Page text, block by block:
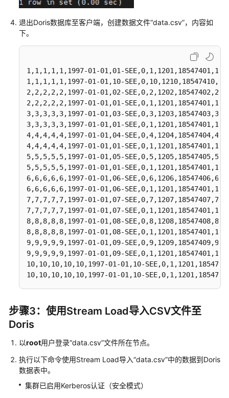
Hive
表
据
移
到
MRS
Doris
通
过
Doris
Catalog
读
取
Hive
外
表
数
据
并
写
入
通
Catalog
取
RDS-
MySQL
    LESS THAN ("1994-01-01"),
VALUES
    LESS THAN ("1995-01-01"),
PARTITION `p1995`
    LESS THAN ("1996-01-01"),
PARTITION `p1996`
VALUES
    LESS THAN ("1997-01-01"),
PARTITION `p1997`
VALUES
    LESS THAN ("1998-01-01"),
PARTITION `p1998`
VALUES
    LESS THAN ("1999-01-01"),
PARTITION `p1999`
VALUES
    LESS THAN ("2000-01-01"),
PARTITION `p2000`
VALUES
    LESS THAN ("2001-01-01"),
PARTITION `p2001`
VALUES
    LESS THAN ("2002-01-01")
) DISTRIBUTED BY HASH(`LO_ORDERDATE`) BUCKETS 1
退出Doris数据库至客户端，创建数据文件“data.csv”，内容如
下。
1,1,1,1,1,1997-01-01,01-
1,1,1,1,1,1997-01-01,10-
2,2,2,2,2,1997-01-01,02-
2,2,2,2,2,1997-01-01,01-
3,3,3,3,3,1997-01-01,03-
3,3,3,3,3,1997-01-01,01-
4,4,4,4,4,1997-01-01,04-
4,4,4,4,4,1997-01-01,01-
5,5,5,5,5,1997-01-01,05-
5,5,5,5,5,1997-01-01,01-
6,6,6,6,6,1997-01-01,06-
6,6,6,6,6,1997-01-01,06-
7,7,7,7,7,1997-01-01,07-
7,7,7,7,7,1997-01-01,07-
8,8,8,8,8,1997-01-01,08-
8,8,8,8,8,1997-01-01,08-
9,9,9,9,9,1997-01-01,09-
9,9,9,9,9,1997-01-01,09-
10,10,10,10,10,1997-01-01,10-
10,10,10,10,10,1997-01-01,10-
步骤3：使用Stream Load导入CSV文件至
Doris
以root用户登录“data.csv”文件所在节点。
执行以下命令使用Stream Load导入“data.csv”中的数据到Doris
数据表中。
集群已启用Kerberos认证（安全模式）